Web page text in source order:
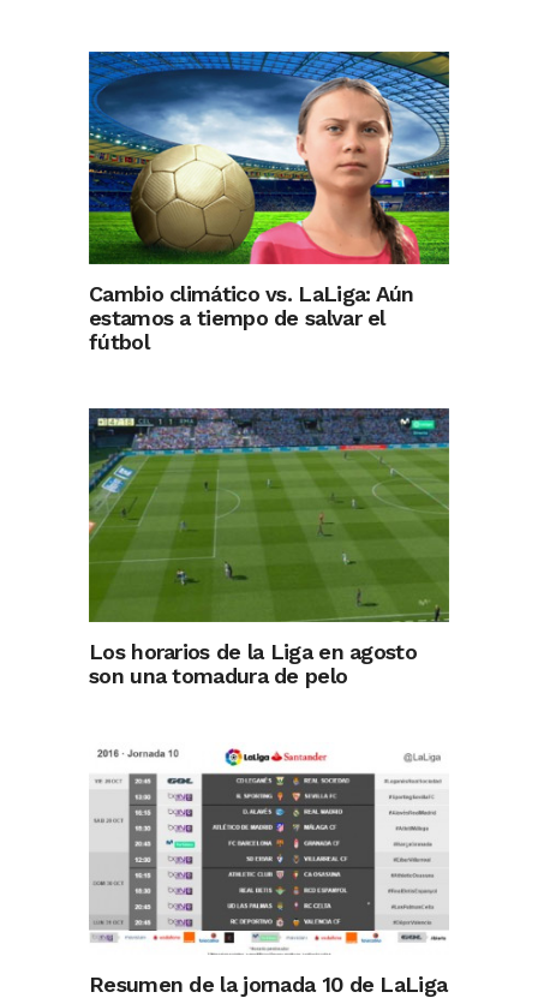
Cambio climático vs. LaLiga: Aún
estamos a tiempo de salvar el
fútbol
Los horarios de la Liga en agosto
son una tomadura de pelo
Resumen de la jornada 10 de LaLiga